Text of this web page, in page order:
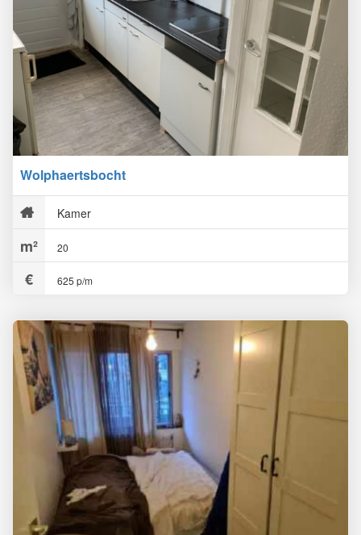
Wolphaertsbocht
Kamer
20
625 p/m